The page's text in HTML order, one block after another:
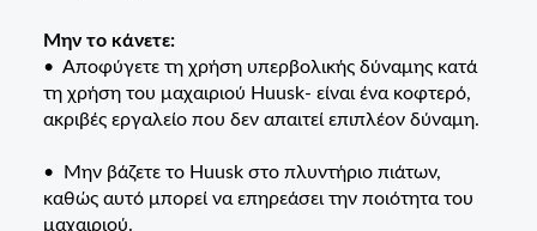
Μην το κάνετε:
• Αποφύγετε τη χρήση υπερβολικής δύναμης κατά
τη χρήση του μαχαιριού Huusk- είναι ένα κοφτερό,
ακριβές εργαλείο που δεν απαιτεί επιπλέον δύναμη.
• Μην βάζετε το Huusk στο πλυντήριο πιάτων,
καθώς αυτό μπορεί να επηρεάσει την ποιότητα του
μαχαιριού.